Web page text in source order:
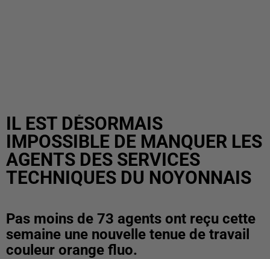
IL EST DÉSORMAIS
IMPOSSIBLE DE MANQUER LES
AGENTS DES SERVICES
TECHNIQUES DU NOYONNAIS
Pas moins de 73 agents ont reçu cette
semaine une nouvelle tenue de travail
couleur orange fluo.